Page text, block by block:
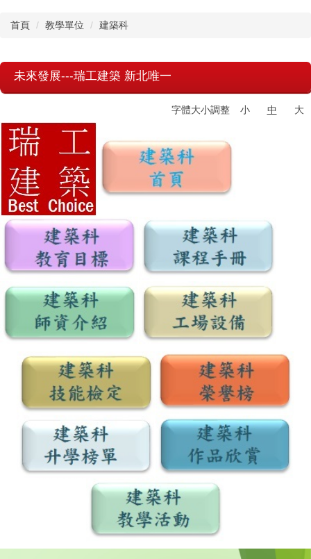
其他單位
學校章則
請購系統
檔案下載
首頁 教學單位 建築科
未來發展---瑞工建築 新北唯一
字體大小調整 小 中 大